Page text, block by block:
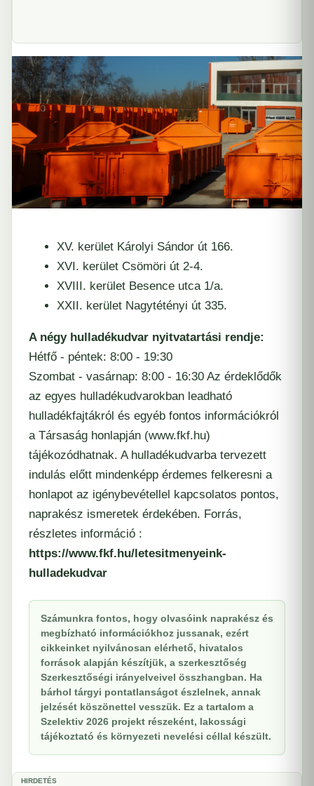
XV. kerület Károlyi Sándor út 166.
XVI. kerület Csömöri út 2-4.
XVIII. kerület Besence utca 1/a.
XXII. kerület Nagytétényi út 335.
A négy hulladékudvar nyitvatartási rendje:
Hétfő - péntek: 8:00 - 19:30
Szombat - vasárnap: 8:00 - 16:30 Az érdeklődők
az egyes hulladékudvarokban leadható
hulladékfajtákról és egyéb fontos információkról
a Társaság honlapján (www.fkf.hu)
tájékozódhatnak. A hulladékudvarba tervezett
indulás előtt mindenképp érdemes felkeresni a
honlapot az igénybevétellel kapcsolatos pontos,
naprakész ismeretek érdekében. Forrás,
részletes információ :
https://www.fkf.hu/letesitmenyeink-
hulladekudvar
Számunkra fontos, hogy olvasóink naprakész és
megbízható információkhoz jussanak, ezért
cikkeinket nyilvánosan elérhető, hivatalos
források alapján készítjük, a szerkesztőség
Szerkesztőségi irányelveivel összhangban. Ha
bárhol tárgyi pontatlanságot észlelnek, annak
jelzését köszönettel vesszük. Ez a tartalom a
Szelektiv 2026 projekt részeként, lakossági
tájékoztató és környezeti nevelési céllal készült.
HIRDETÉS